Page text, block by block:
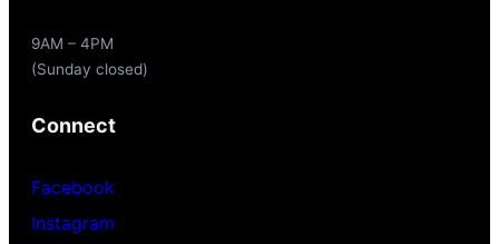
9AM – 4PM
(Sunday closed)
Connect
Facebook
Instagram